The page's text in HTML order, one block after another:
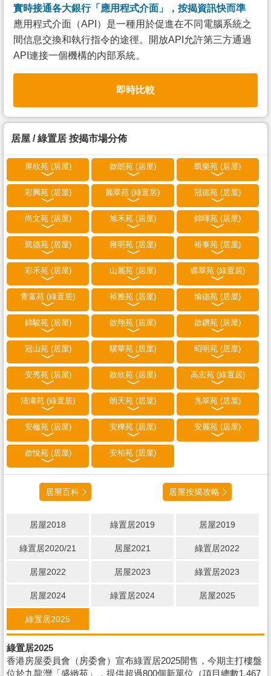
實時接通各大銀行「應用程式介面」，按揭資訊快而準
應用程式介面（API）是一種用於促進在不同電腦系統之
間信息交換和執行指令的途徑。開放API允許第三方通過
API連接一個機構的内部系統。
即時比較
居屋 / 綠置居 按揭市場分佈
屏欣苑 (居屋) 啟朗苑 (居屋) 凱樂苑 (居屋)
彩興苑 (居屋) 麗翠苑 (綠置居) 冠德苑 (居屋)
尚文苑 (居屋) 旭禾苑 (居屋) 錦暉苑 (居屋)
凱德苑 (居屋) 雍明苑 (居屋) 裕泰苑 (居屋)
彩禾苑 (居屋) 山麗苑 (居屋) 蝶翠苑 (綠置居)
青富苑 (綠置居) 裕雅苑 (居屋) 愉德苑 (居屋)
錦駿苑 (居屋) 啟翔苑 (居屋) 啟鑽苑 (居屋)
冠山苑 (居屋) 驥華苑 (居屋) 昭明苑 (居屋)
安秀苑 (居屋) 啟欣苑 (居屋) 高宏苑 (綠置居)
清濤苑 (綠置居) 朗天苑 (居屋) 兆翠苑 (居屋)
安楹苑 (居屋) 安樺苑 (居屋) 安麗苑 (居屋)
啟悅苑 (居屋) 安柏苑 (居屋)
居屋百科 居屋按揭攻略
居屋2018 綠置居2019 居屋2019
綠置居2020/21 居屋2021 綠置居2022
居屋2022 居屋2023 綠置居2023
居屋2024 綠置居2024 居屋2025
綠置居2025
綠置居2025
香港房屋委員會（房委會）宣布綠置居2025開售，今期主打樓盤
位於九龍灣「盛緻苑」，提供超過800個新單位（項目總數1,467